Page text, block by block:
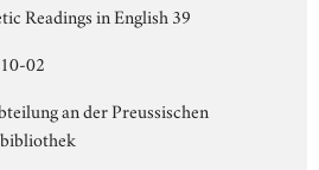
Readings in English 39
02
an der Preussischen